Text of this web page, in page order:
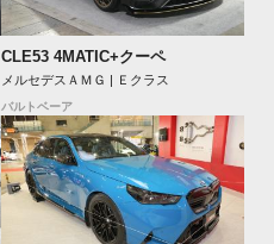
CLE53 4MATIC+クーペ
メルセデスＡＭＧ | Ｅクラス
バルトベーア